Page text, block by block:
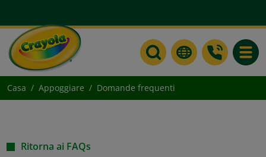
Casa Appoggiare Domande frequenti
Ritorna ai FAQs